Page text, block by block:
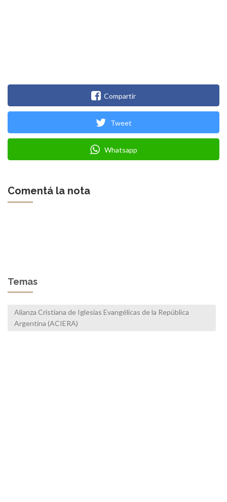
Compartir
Tweet
Whatsapp
Comentá la nota
Temas
Alianza Cristiana de Iglesias Evangélicas de la República
Argentina (ACIERA)